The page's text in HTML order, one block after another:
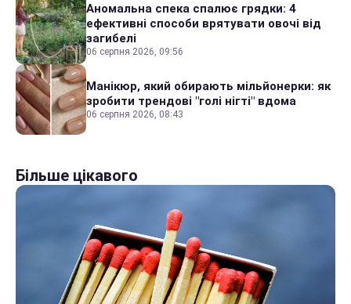
Аномальна спека спалює грядки: 4
ефективні способи врятувати овочі від
загибелі
06 серпня 2026, 09:56
Манікюр, який обирають мільйонерки: як
зробити трендові "голі нігті" вдома
06 серпня 2026, 08:43
Більше цікавого